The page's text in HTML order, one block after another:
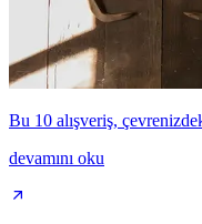
Bu 10 alışveriş,
devamını oku